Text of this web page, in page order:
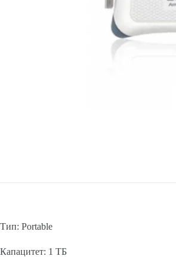
Тип: Portable
Капацитет: 1 ТБ